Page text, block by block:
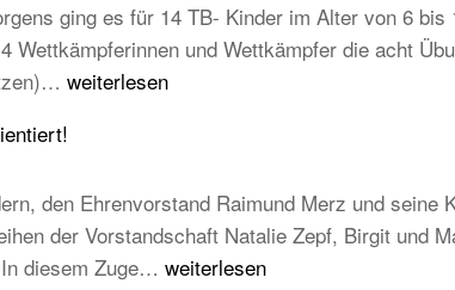
ging es für 14 TB- Kinder im Alter von 6
und Wettkämpfer die acht
14
Kinder
STB
Kindercup
Süd
weiterlesen
den Ehrenvorstand Raimund Merz und seine
der Vorstandschaft Natalie Zepf, Birgit und
diesem Zuge… TB
weiterlesen